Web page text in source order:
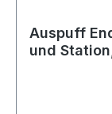
Auspuff
und